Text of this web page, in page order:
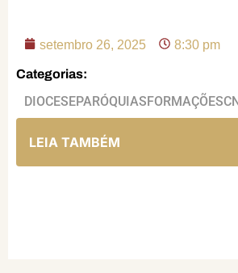
setembro 26, 2025 8:30 pm
Categorias:
DIOCESEPARÓQUIASFORMAÇÕES
LEIA TAMBÉM